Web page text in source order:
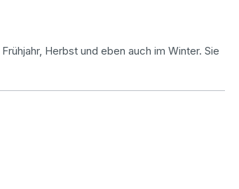
Herbst und eben auch im Winter. Sie